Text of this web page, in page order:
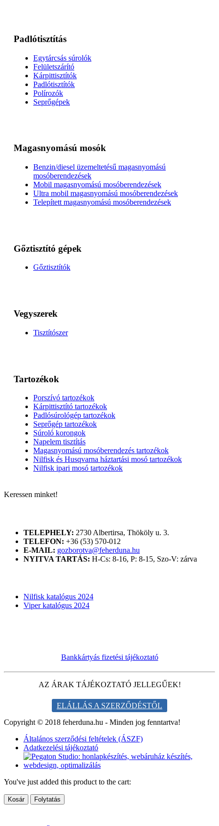
Padlótisztítás
Egytárcsás súrolók
Felületszárító
Kárpittisztítók
Padlótisztítók
Polírozók
Seprőgépek
Magasnyomású mosók
Benzin/diesel üzemeltetésű magasnyomású
mosóberendezések
Mobil magasnyomású mosóberendezések
Ultra mobil magasnyomású mosóberendezések
Telepített magasnyomású mosóberendezések
Gőztisztító gépek
Gőztisztítók
Vegyszerek
Tisztítószer
Tartozékok
Porszívó tartozékok
Kárpittisztító tartozékok
Padlósúrológép tartozékok
Seprőgép tartozékok
Súroló korongok
Napelem tisztítás
Magasnyomású mosóberendezés tartozékok
Nilfisk és Husqvarna háztartási mosó tartozékok
Nilfisk ipari mosó tartozékok
Keressen minket!
TELEPHELY: 2730 Albertirsa, Thököly u. 3.
TELEFON: +36 (53) 570-012
E-MAIL: gozborotva@feherduna.hu
NYITVA TARTÁS: H-Cs: 8-16, P: 8-15, Szo-V: zárva
Nilfisk katalógus 2024
Viper katalógus 2024
Bankkártyás fizetési tájékoztató
AZ ÁRAK TÁJÉKOZTATÓ JELLEGŰEK!
ELÁLLÁS A SZERZŐDÉSTŐL
Copyright © 2018 feherduna.hu - Minden jog fenntartva!
Általános szerződési feltételek (ÁSZF)
Adatkezelési tájékoztató
You've just added this product to the cart:
Kosár Folytatás